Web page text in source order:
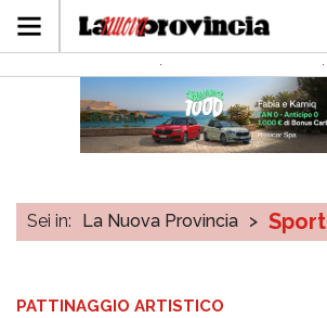
Sei in: La Nuova Provincia > Sport
PATTINAGGIO ARTISTICO